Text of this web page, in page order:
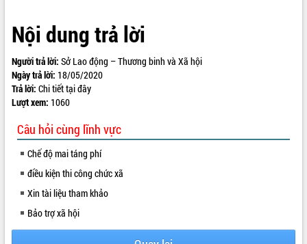
Nội dung trả lời
Người trả lời: Sở Lao động – Thương binh và Xã hội
Ngày trả lời: 18/05/2020
Trả lời: Chi tiếttại đây
Lượt xem: 1060
Câu hỏi cùng lĩnh vực
Chế độ mai táng phí
điều kiện thi công chức xã
Xin tài liệu tham khảo
Bảo trợ xã hội